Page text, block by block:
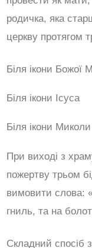
родичка, яка
церкву протягом
Біля ікони Божої
Біля ікони Ісуса
Біля ікони
При виході з
пожертву трьом
вимовити слова:
гниль, та на
Складний спосіб